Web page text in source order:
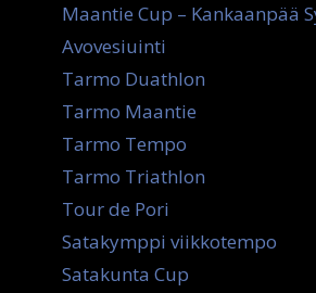
Maantie Cup – Kankaanpää
Avovesiuinti
Tarmo Duathlon
Tarmo Maantie
Tarmo Tempo
Tarmo Triathlon
Tour de Pori
Satakymppi viikkotempo
Satakunta Cup